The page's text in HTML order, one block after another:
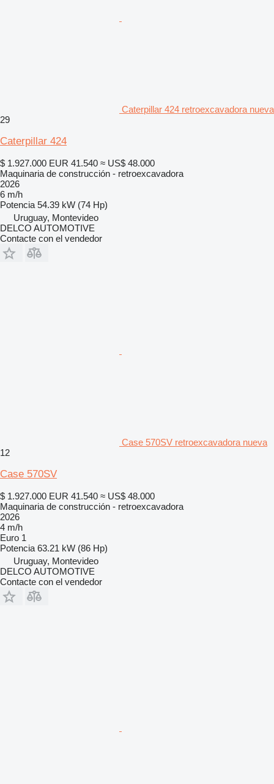
Caterpillar 424 retroexcavadora nueva
29
Caterpillar 424
$ 1.927.000 EUR 41.540 ≈ US$ 48.000
Maquinaria de construcción - retroexcavadora
2026
6 m/h
Potencia 54.39 kW (74 Hp)
Uruguay, Montevideo
DELCO AUTOMOTIVE
Contacte con el vendedor
Case 570SV retroexcavadora nueva
12
Case 570SV
$ 1.927.000 EUR 41.540 ≈ US$ 48.000
Maquinaria de construcción - retroexcavadora
2026
4 m/h
Euro 1
Potencia 63.21 kW (86 Hp)
Uruguay, Montevideo
DELCO AUTOMOTIVE
Contacte con el vendedor